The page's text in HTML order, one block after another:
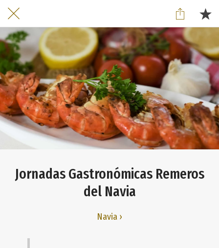
Jornadas Gastronómicas Remeros
del Navia
Navia ›